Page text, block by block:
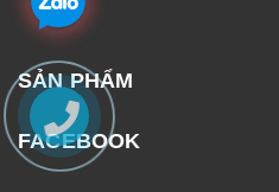
SẢN PHẨM
FACEBOOK